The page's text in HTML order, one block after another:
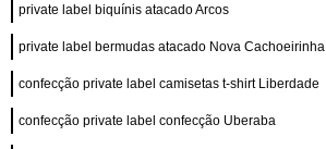
private label biquínis atacado Arcos
private label bermudas atacado Nova Cachoeirinha
confecção private label camisetas t-shirt Liberdade
confecção private label confecção Uberaba